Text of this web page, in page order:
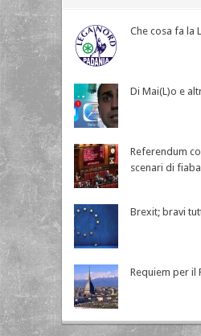
Che cosa fa la
Di Mai(L)o e
Referendum
scenari di fiaba
Brexit; bravi
Requiem per il